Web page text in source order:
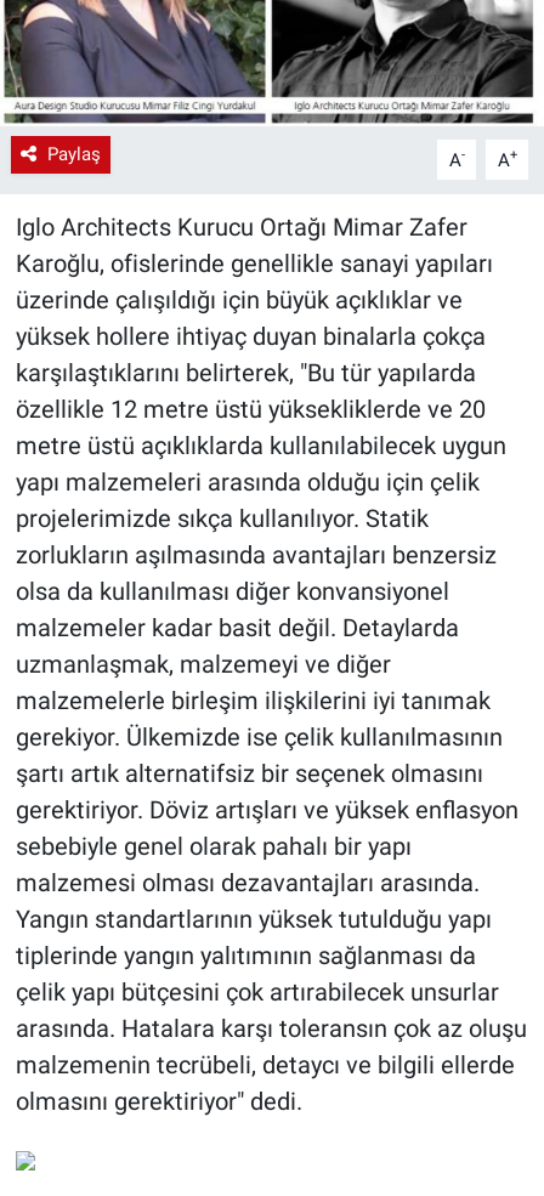
Paylaş A- A+
Iglo Architects Kurucu Ortağı Mimar Zafer
Karoğlu, ofislerinde genellikle sanayi yapıları
üzerinde çalışıldığı için büyük açıklıklar ve
yüksek hollere ihtiyaç duyan binalarla çokça
karşılaştıklarını belirterek, "Bu tür yapılarda
özellikle 12 metre üstü yüksekliklerde ve 20
metre üstü açıklıklarda kullanılabilecek uygun
yapı malzemeleri arasında olduğu için çelik
projelerimizde sıkça kullanılıyor. Statik
zorlukların aşılmasında avantajları benzersiz
olsa da kullanılması diğer konvansiyonel
malzemeler kadar basit değil. Detaylarda
uzmanlaşmak, malzemeyi ve diğer
malzemelerle birleşim ilişkilerini iyi tanımak
gerekiyor. Ülkemizde ise çelik kullanılmasının
şartı artık alternatifsiz bir seçenek olmasını
gerektiriyor. Döviz artışları ve yüksek enflasyon
sebebiyle genel olarak pahalı bir yapı
malzemesi olması dezavantajları arasında.
Yangın standartlarının yüksek tutulduğu yapı
tiplerinde yangın yalıtımının sağlanması da
çelik yapı bütçesini çok artırabilecek unsurlar
arasında. Hatalara karşı toleransın çok az oluşu
malzemenin tecrübeli, detaycı ve bilgili ellerde
olmasını gerektiriyor" dedi.